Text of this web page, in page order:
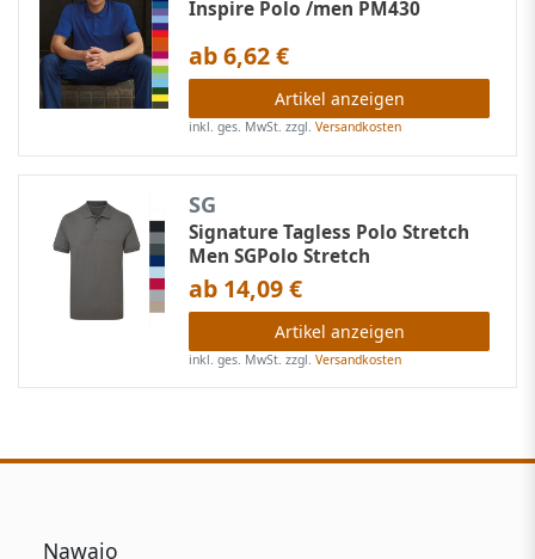
Inspire Polo /men PM430
ab 6,62 €
Artikel anzeigen
inkl. ges. MwSt. zzgl.Versandkosten
SG
Signature Tagless Polo Stretch
Men SGPolo Stretch
ab 14,09 €
Artikel anzeigen
inkl. ges. MwSt. zzgl.Versandkosten
Nawajo